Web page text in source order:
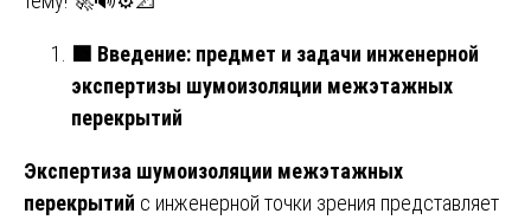
🟩 Введение: предмет и задачи инженерной
экспертизы шумоизоляции межэтажных
перекрытий
Экспертиза шумоизоляции межэтажных
перекрытий с инженерной точки зрения представляет